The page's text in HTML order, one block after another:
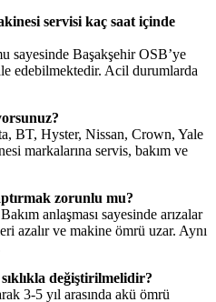
servisi kaç saat içinde
sayesinde Başakşehir OSB’ye
edebilmektedir. Acil durumlarda
BT, Hyster, Nissan, Crown, Yale
markalarına servis, bakım ve
zorunlu mu?
anlaşması sayesinde arızalar
azalır ve makine ömrü uzar. Aynı
değiştirilmelidir?
3-5 yıl arasında akü ömrü